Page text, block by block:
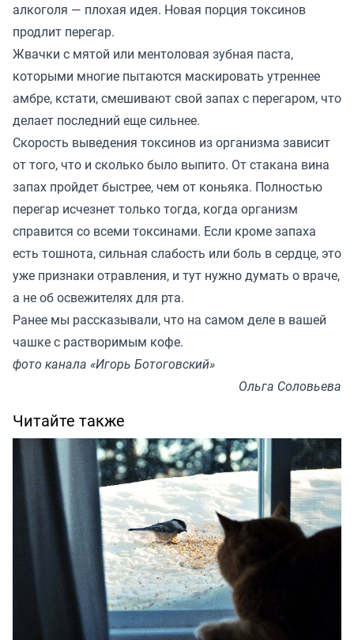
алкоголя — плохая идея. Новая порция токсинов
продлит перегар.
Жвачки с мятой или ментоловая зубная паста,
которыми многие пытаются маскировать утреннее
амбре, кстати, смешивают свой запах с перегаром, что
делает последний еще сильнее.
Скорость выведения токсинов из организма зависит
от того, что и сколько было выпито. От стакана вина
запах пройдет быстрее, чем от коньяка. Полностью
перегар исчезнет только тогда, когда организм
справится со всеми токсинами. Если кроме запаха
есть тошнота, сильная слабость или боль в сердце, это
уже признаки отравления, и тут нужно думать о враче,
а не об освежителях для рта.
Ранее мы рассказывали, что на самом деле в вашей
чашке с растворимым кофе.
фото канала «Игорь Ботоговский»
Ольга Соловьева
Читайте также